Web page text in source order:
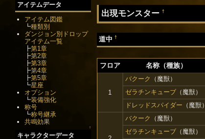
出現モンスター †
道中 †
フロア 名称（種族）
1
バクーク （魔獣）
ゼラチンキューブ（魔獣）
ドレッドスパイダー （魔獣）
バクーク （魔獣）
ゼラチンキューブ（魔獣）
アイテムデータ
アイテム図鑑
┗種類別
ダンジョン別ドロップ
アイテム一覧
┣第1章
┣第2章
┣第3章
┣第4章
┣第5章
┗星座
オプション
┗装備強化
称号
┗称号継承
共鳴効果
↑
キャラクターデータ